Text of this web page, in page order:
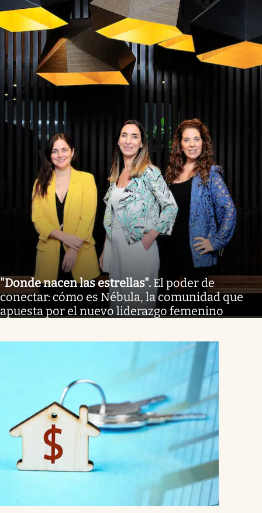
"Donde nacen las estrellas". El poder de
conectar: cómo es Nébula, la comunidad que
apuesta por el nuevo liderazgo femenino